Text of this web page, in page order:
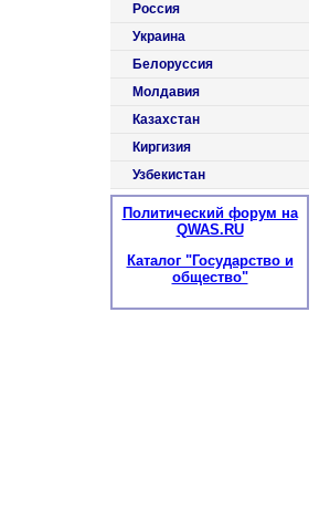
Россия
Украина
Белоруссия
Молдавия
Казахстан
Киргизия
Узбекистан
Политический форум на
QWAS.RU
Каталог "Государство и
общество"